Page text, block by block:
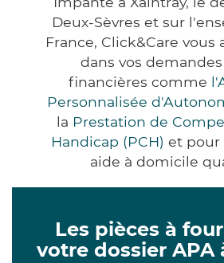
Deux-Sèvres et sur
France, Click&Care vous
dans vos
financières comme
Personnalisée
la Prestation de
Handicap (PCH) et pour
aide à domicile
Les pièces à
votre dossier APA